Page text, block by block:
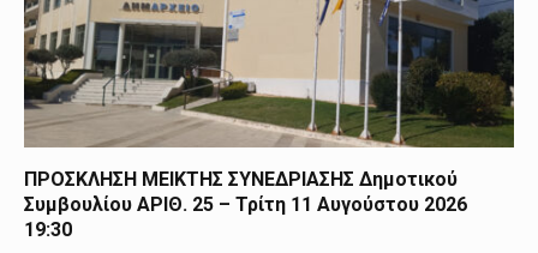
ΠΡΟΣΚΛΗΣΗ ΜΕΙΚΤΗΣ ΣΥΝΕΔΡΙΑΣΗΣ Δημοτικού
Συμβουλίου ΑΡΙΘ. 25 – Τρίτη 11 Αυγούστου 2026
19:30